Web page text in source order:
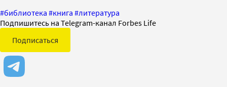
#библиотека #книга #литература
Подпишитесь на Telegram-канал Forbes Life
Подписаться